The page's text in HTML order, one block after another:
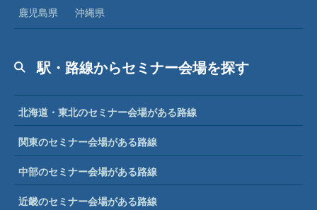
鹿児島県
沖縄県
駅・路線からセミナー会場を探す
北海道・東北のセミナー会場がある路線
関東のセミナー会場がある路線
中部のセミナー会場がある路線
近畿のセミナー会場がある路線